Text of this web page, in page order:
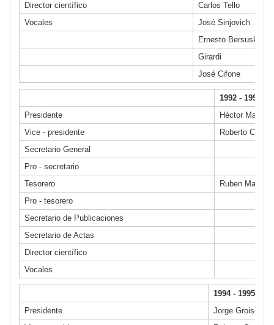
Director científico
Carlos Tello
Vocales
José Sinjovich
Ernesto Bersusky
Girardi
José Cifone
1992 - 1993
Presidente
Héctor
Vice - presidente
Roberto Ceruti
Secretario General
Pro - secretario
Tesorero
Ruben Maenza
Pro - tesorero
Secretario de Publicaciones
Secretario de Actas
Director científico
Vocales
1994 - 1995
Presidente
Jorge Groiso